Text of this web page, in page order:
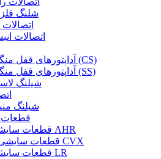
شلنگ
اتصالات
آداپتورهای قفل منگنه‌ای هیدرولیک (CS)
آداپتورهای قفل منگنه‌ای هیدرولیک (SS)
شیلنگ
شیلنگ
قطعات
قطعات سایشی پمپ دوغاب AHR
قطعات سایشی هیدروسیکلون CVX
قطعات سایشی پمپ دوغاب LR